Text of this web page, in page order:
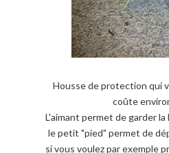
Housse de protection qui
coûte
L'aimant permet de garder
le petit "pied" permet de
si vous voulez par exemple